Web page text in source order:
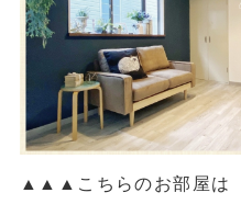
▲ ▲ ▲こちらのお部屋は